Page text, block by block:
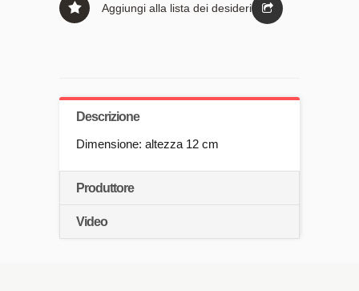
Aggiungi alla lista dei desideri
Descrizione
Dimensione: altezza 12 cm
Produttore
Video